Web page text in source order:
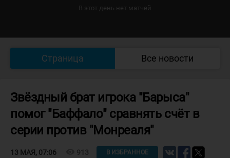
В этот день нет матчей
Страница Все новости
Звёздный брат игрока "Барыса"
помог "Баффало" сравнять счёт в
серии против "Монреаля"
13 МАЯ, 07:06 913 В ИЗБРАННОЕ